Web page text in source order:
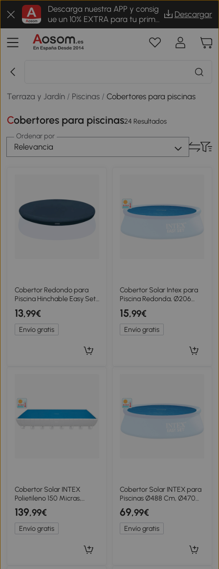
Descarga nuestra APP y consig
ue un 10% EXTRA para tu prime
r pedido
Descargar
Terraza y Jardín / Piscinas /Cobertores para piscinas
Cobertores para piscinas24 Resultados
Ordenar por
Relevancia
Cobertor Redondo para
Piscina Hinchable Easy Set,
244 Cm, Azul
13,99€
Envío gratis
Cobertor Solar Intex para
Piscina Redonda, Ø206
Cm, Azul
15,99€
Envío gratis
Cobertor Solar INTEX
Polietileno 150 Micras,
960x466x0,015 Cm, Azul
139,99€
Envío gratis
Cobertor Solar INTEX para
Piscinas Ø488 Cm, Ø470
Cm, Azul
69,99€
Envío gratis